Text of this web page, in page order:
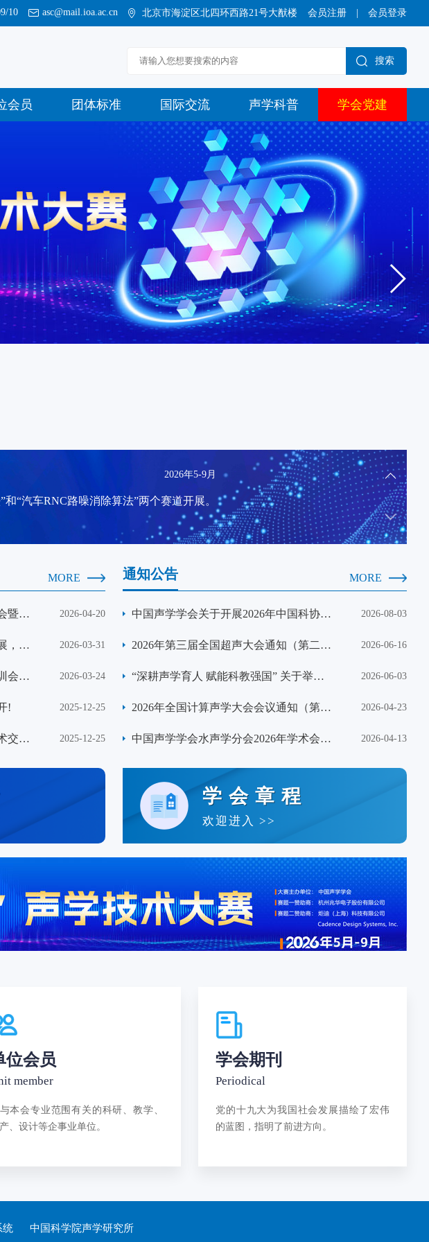
10 asc@mail.ioa.ac.cn 北京市海淀区北四环西路21号大猷楼 会员注册 会员登录
搜索
会员 团体标准 国际交流 声学科普 学会党建
2026年5-9月
“汽车RNC路噪消除算法”两个赛道开展。
域具有国际影响力的交流平台，形成集智库、学术、产业为一体的综合
空间；提高学术交流水平，打造国内声学领域顶级的学术示范品牌。
“汽车RNC路噪消除算法”两个赛道开展。
MORE
暨第
在昆
2026-04-20
，第
成功
2026-03-31
会在 2026-03-24
! 2025-12-25
交流 2025-12-25
通知公告 MORE
中国声学学会关于开展2026年中国科协青
年科技人才培育工程博士生专项计划的通
知
2026-08-03
2026年第三届全国超声大会通知（第二
轮）
2026-06-16
“深耕声学育人 赋能科教强国” 关于举办
中国声学学会声学教育分会高端论坛暨
2026年度年会的通知
2026-06-03
2026年全国计算声学大会会议通知（第一
轮）
2026-04-23
中国声学学会水声学分会2026年学术会议
征文通知
2026-04-13
学会章程
欢迎进入 >>
位会员
member
本会专业范围有关的科研、教学、
、设计等企事业单位。
学会期刊
Periodical
党的十九大为我国社会发展描绘了宏伟
的蓝图，指明了前进方向。
统 中国科学院声学研究所